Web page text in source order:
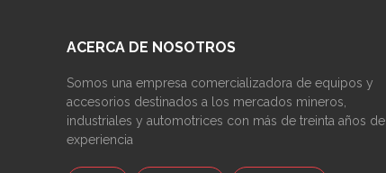
ACERCA DE NOSOTROS
Somos una empresa comercializadora de equipos y
accesorios destinados a los mercados mineros,
industriales y automotrices con más de treinta años de
experiencia